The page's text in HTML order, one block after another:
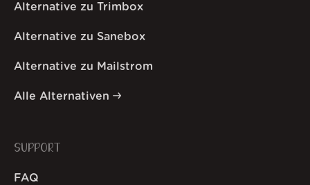
Alternative zu Trimbox
Alternative zu Sanebox
Alternative zu Mailstrom
Alle Alternativen
SUPPORT
FAQ